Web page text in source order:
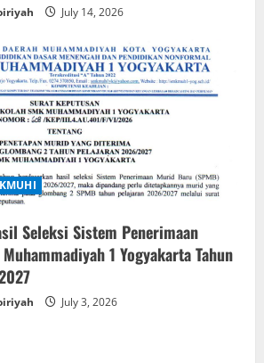
July 14, 2026
Seleksi Sistem Penerimaan
1 Yogyakarta Tahun
July 3, 2026